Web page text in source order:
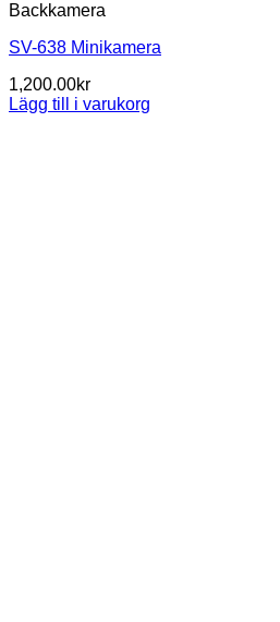
Backkamera
SV-638 Minikamera
1,200.00kr
Lägg till i varukorg